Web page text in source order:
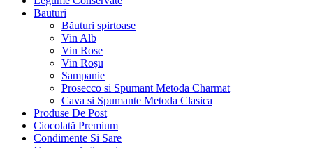
Bauturi
Băuturi spirtoase
Vin Alb
Vin Rose
Vin Roșu
Sampanie
Prosecco si Spumant Metoda Charmat
Cava si Spumante Metoda Clasica
Produse De Post
Ciocolată Premium
Condimente Si Sare